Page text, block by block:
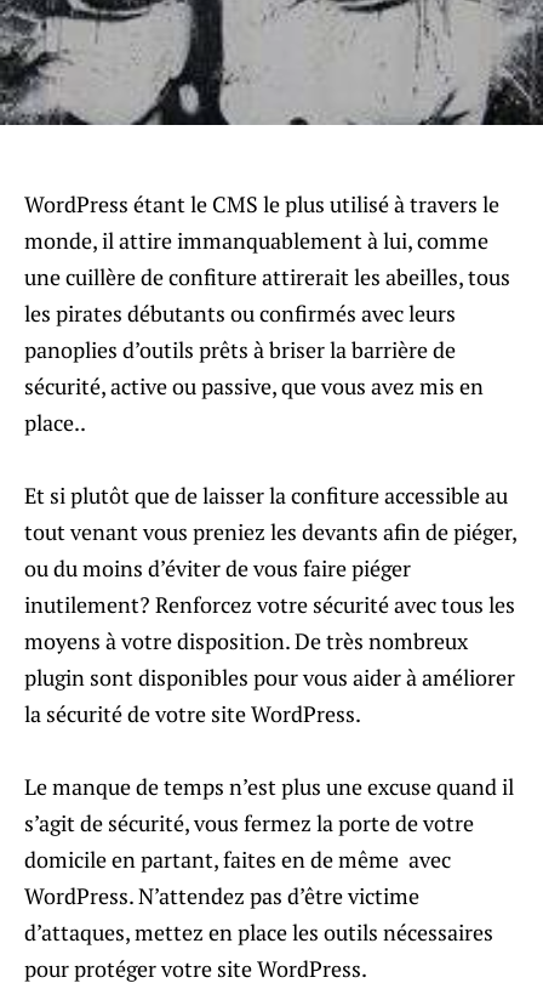
WordPress étant le CMS le plus utilisé à travers le
monde, il attire immanquablement à lui, comme
une cuillère de confiture attirerait les abeilles, tous
les pirates débutants ou confirmés avec leurs
panoplies d’outils prêts à briser la barrière de
sécurité, active ou passive, que vous avez mis en
place..
Et si plutôt que de laisser la confiture accessible au
tout venant vous preniez les devants afin de piéger,
ou du moins d’éviter de vous faire piéger
inutilement? Renforcez votre sécurité avec tous les
moyens à votre disposition. De très nombreux
plugin sont disponibles pour vous aider à améliorer
la sécurité de votre site WordPress.
Le manque de temps n’est plus une excuse quand il
s’agit de sécurité, vous fermez la porte de votre
domicile en partant, faites en de même avec
WordPress. N’attendez pas d’être victime
d’attaques, mettez en place les outils nécessaires
pour protéger votre site WordPress.